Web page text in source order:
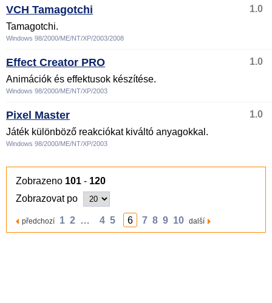
VCH Tamagotchi
1.0
Tamagotchi.
Windows 98/2000/ME/NT/XP/2003/2008
Effect Creator PRO
1.0
Animációk és effektusok készítése.
Windows 98/2000/ME/NT/XP/2003
Pixel Master
1.0
Játék különböző reakciókat kiváltó anyagokkal.
Windows 98/2000/ME/NT/XP/2003
Zobrazeno 101 - 120
Zobrazovat po
předchozí 1 2 … 4 5 6 7 8 9 10 další